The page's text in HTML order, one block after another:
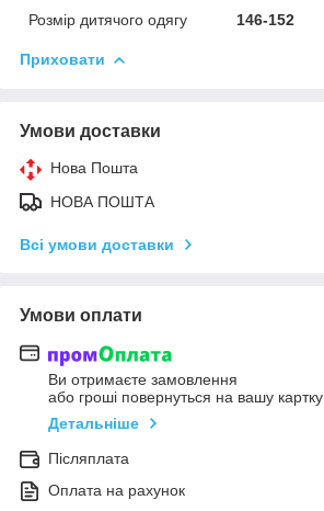
Розмір дитячого одягу
146-152
Приховати
Умови доставки
Нова Пошта
НОВА ПОШТА
Всі умови доставки
Умови оплати
Ви отримаєте замовлення
або гроші повернуться на вашу картку
Детальніше
Післяплата
Оплата на рахунок